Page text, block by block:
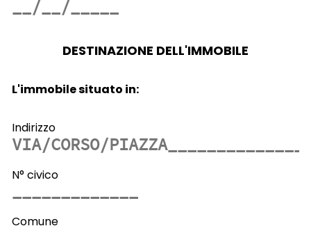
DESTINAZIONE DELL'IMMOBILE
L'immobile situato in:
Indirizzo
N° civico
Comune